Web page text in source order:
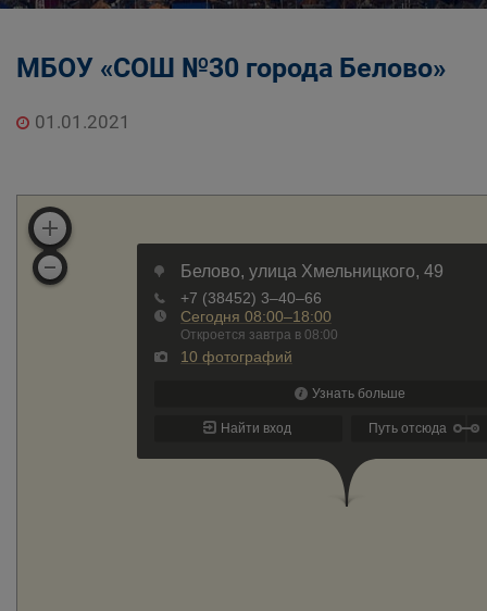
Управление образования Администрации
Система образования города Белово
МБОУ «СОШ №30 города Белово»
01.01.2021